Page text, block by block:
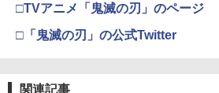
□TVアニメ「鬼滅の刃」のページ
□「鬼滅の刃」の公式Twitter
関連記事